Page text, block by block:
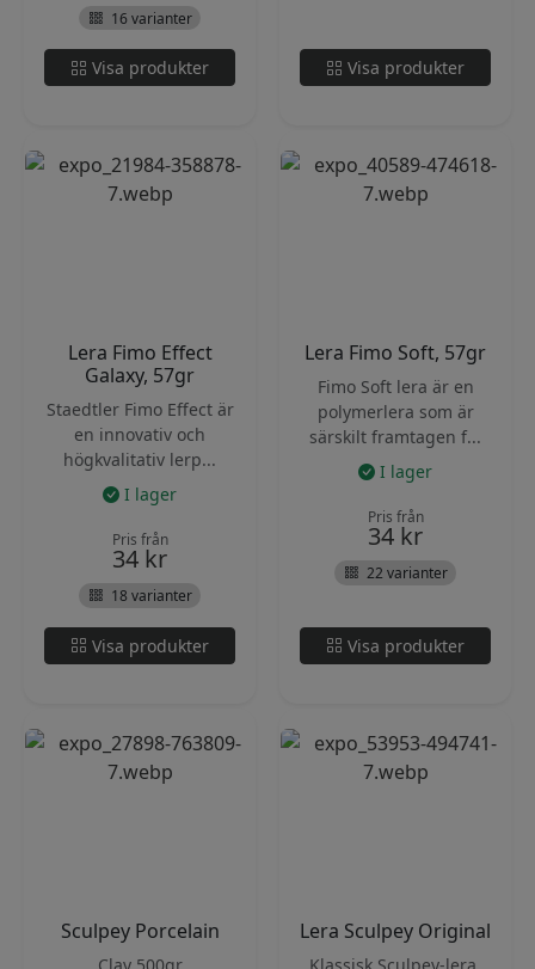
16 varianter
Visa produkter Visa produkter
Lera Fimo Effect
Galaxy, 57gr
Staedtler Fimo Effect är
en innovativ och
högkvalitativ lerp...
I lager
Pris från
34 kr
18 varianter
Visa produkter
Lera Fimo Soft, 57gr
Fimo Soft lera är en
polymerlera som är
särskilt framtagen f...
I lager
Pris från
34 kr
22 varianter
Visa produkter
Sculpey Porcelain
Clay 500gr
Lera Sculpey Original
Klassisk Sculpey-lera.